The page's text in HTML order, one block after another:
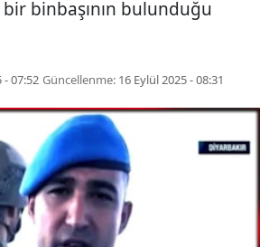
binbaşının bulunduğu
- 07:52 Güncellenme: 16 Eylül 2025 - 08:31